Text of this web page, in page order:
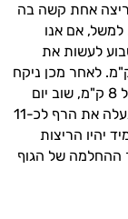
ריצה אחת קשה בה
למשל, אם אנו
לעשות את
"מ. לאחר מכן ניקח
8 ק"מ, שוב יום
את הרף לכ-11
יהיו הריצות
ההחלמה של הגוף